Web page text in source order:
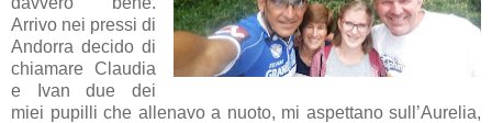
Arrivo nei pressi di
Andorra decido di
chiamare Claudia
e Ivan due dei
miei pupilli che allenavo a nuoto, mi aspettano sull’Aurelia,